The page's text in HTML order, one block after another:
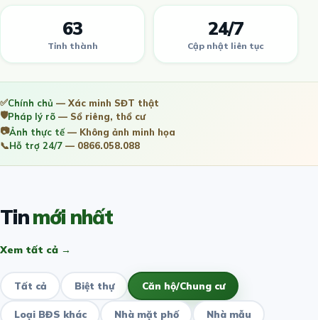
63
Tỉnh thành
24/7
Cập nhật liên tục
✅Chính chủ — Xác minh SĐT thật
🛡️Pháp lý rõ — Sổ riêng, thổ cư
📷Ảnh thực tế— Không ảnh minh họa
📞Hỗ trợ 24/7 — 0866.058.088
Tinmới nhất
Xem tất cả →
Tất cả Biệt thự Căn hộ/Chung cư
Loại BĐS khác Nhà mặt phố Nhà mẫu